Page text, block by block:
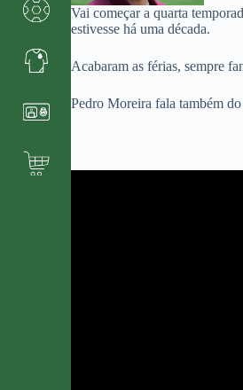
Vai começar a quarta
estivesse há uma década.
Acabaram as férias, sempre
Pedro Moreira fala também